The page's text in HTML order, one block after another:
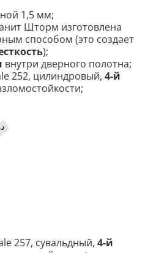
1,5 мм;
Шторм изготовлена
способом (это создает
);
внутри дверного полотна;
252, цилиндровый, 4-й
257, сувальдный, 4-й